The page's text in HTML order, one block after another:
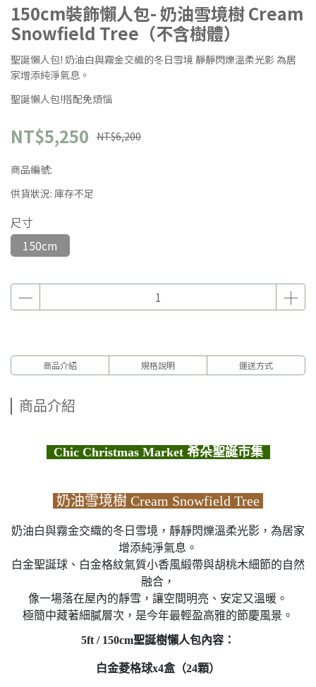
150cm裝飾懶人包- 奶油雪境樹 Cream
Snowfield Tree（不含樹體）
聖誕懶人包! 奶油白與霧金交織的冬日雪境 靜靜閃爍溫柔光影 為居
家增添純淨氣息。
聖誕懶人包!搭配免煩惱
NT$5,250 NT$6,200
商品編號:
供貨狀況: 庫存不足
尺寸
150cm
商品介紹 規格說明 運送方式
商品介紹
Chic Christmas Market 希朵聖誕市集
奶油雪境樹 Cream Snowfield Tree
奶油白與霧金交織的冬日雪境，靜靜閃爍溫柔光影，為居家
增添純淨氣息。
白金聖誕球、白金格紋氣質小香風緞帶與胡桃木細節的自然
融合，
像一場落在屋內的靜雪，讓空間明亮、安定又溫暖。
極簡中藏著細膩層次，是今年最輕盈高雅的節慶風景。
5ft / 150cm聖誕樹懶人包內容：
白金菱格球x4盒（24顆）